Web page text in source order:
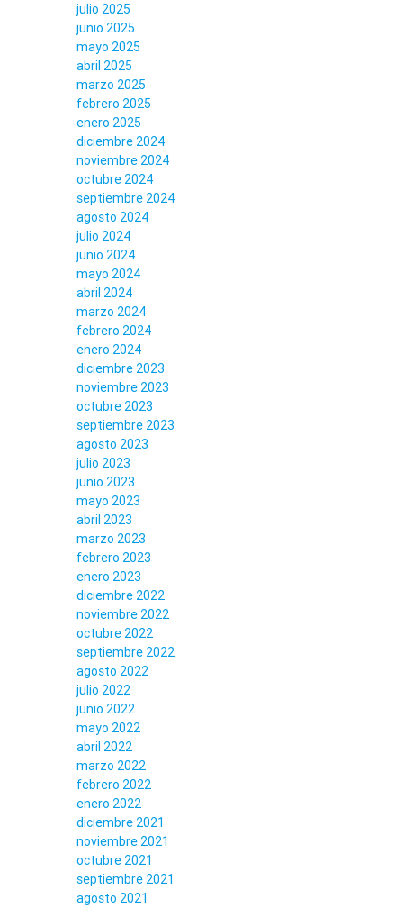
julio 2025
junio 2025
mayo 2025
abril 2025
marzo 2025
febrero 2025
enero 2025
diciembre 2024
noviembre 2024
octubre 2024
septiembre 2024
agosto 2024
julio 2024
junio 2024
mayo 2024
abril 2024
marzo 2024
febrero 2024
enero 2024
diciembre 2023
noviembre 2023
octubre 2023
septiembre 2023
agosto 2023
julio 2023
junio 2023
mayo 2023
abril 2023
marzo 2023
febrero 2023
enero 2023
diciembre 2022
noviembre 2022
octubre 2022
septiembre 2022
agosto 2022
julio 2022
junio 2022
mayo 2022
abril 2022
marzo 2022
febrero 2022
enero 2022
diciembre 2021
noviembre 2021
octubre 2021
septiembre 2021
agosto 2021